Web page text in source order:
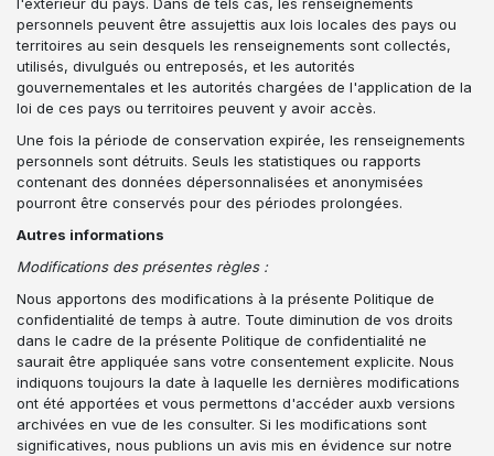
personnels peuvent être assujettis aux lois locales des pays ou
territoires au sein desquels les renseignements sont collectés,
utilisés, divulgués ou entreposés, et les autorités
gouvernementales et les autorités chargées de l'application de la
loi de ces pays ou territoires peuvent y avoir accès.
Une fois la période de conservation expirée, les renseignements
personnels sont détruits. Seuls les statistiques ou rapports
contenant des données dépersonnalisées et anonymisées
pourront être conservés pour des périodes prolongées.
Autres informations
Modifications des présentes règles :
Nous apportons des modifications à la présente Politique de
confidentialité de temps à autre. Toute diminution de vos droits
dans le cadre de la présente Politique de confidentialité ne
saurait être appliquée sans votre consentement explicite. Nous
indiquons toujours la date à laquelle les dernières modifications
ont été apportées et vous permettons d'accéder auxb versions
archivées en vue de les consulter. Si les modifications sont
significatives, nous publions un avis mis en évidence sur notre